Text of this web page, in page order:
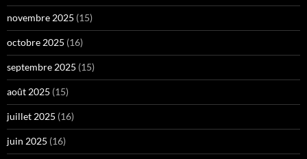
novembre 2025 (15)
octobre 2025 (16)
septembre 2025 (15)
août 2025 (15)
juillet 2025 (16)
juin 2025 (16)